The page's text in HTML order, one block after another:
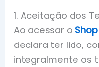
1. Aceitação dos
Ao acessar o
declara ter lido,
integralmente os